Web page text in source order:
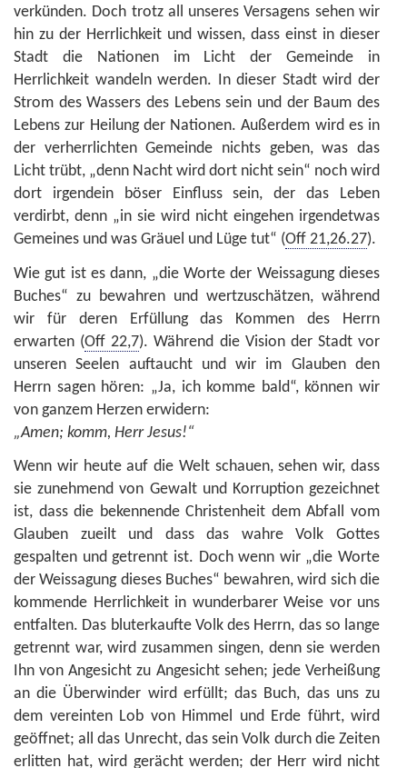
verkünden. Doch trotz all unseres Versagens sehen wir
hin zu der Herrlichkeit und wissen, dass einst in dieser
Stadt die Nationen im Licht der Gemeinde in
Herrlichkeit wandeln werden. In dieser Stadt wird der
Strom des Wassers des Lebens sein und der Baum des
Lebens zur Heilung der Nationen. Außerdem wird es in
der verherrlichten Gemeinde nichts geben, was das
Licht trübt, „denn Nacht wird dort nicht sein“ noch wird
dort irgendein böser Einfluss sein, der das Leben
verdirbt, denn „in sie wird nicht eingehen irgendetwas
Gemeines und was Gräuel und Lüge tut“ (Off 21,26.27).
Wie gut ist es dann, „die Worte der Weissagung dieses
Buches“ zu bewahren und wertzuschätzen, während
wir für deren Erfüllung das Kommen des Herrn
erwarten (Off 22,7). Während die Vision der Stadt vor
unseren Seelen auftaucht und wir im Glauben den
Herrn sagen hören: „Ja, ich komme bald“, können wir
von ganzem Herzen erwidern:
„Amen; komm, Herr Jesus!“
Wenn wir heute auf die Welt schauen, sehen wir, dass
sie zunehmend von Gewalt und Korruption gezeichnet
ist, dass die bekennende Christenheit dem Abfall vom
Glauben zueilt und dass das wahre Volk Gottes
gespalten und getrennt ist. Doch wenn wir „die Worte
der Weissagung dieses Buches“ bewahren, wird sich die
kommende Herrlichkeit in wunderbarer Weise vor uns
entfalten. Das bluterkaufte Volk des Herrn, das so lange
getrennt war, wird zusammen singen, denn sie werden
Ihn von Angesicht zu Angesicht sehen; jede Verheißung
an die Überwinder wird erfüllt; das Buch, das uns zu
dem vereinten Lob von Himmel und Erde führt, wird
geöffnet; all das Unrecht, das sein Volk durch die Zeiten
erlitten hat, wird gerächt werden; der Herr wird nicht